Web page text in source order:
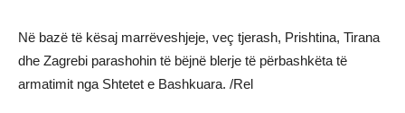
Në bazë të kësaj marrëveshjeje, veç tjerash, Prishtina, Tirana
dhe Zagrebi parashohin të bëjnë blerje të përbashkëta të
armatimit nga Shtetet e Bashkuara. /Rel